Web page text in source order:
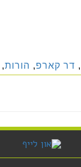
, דר קארפ, הורות,